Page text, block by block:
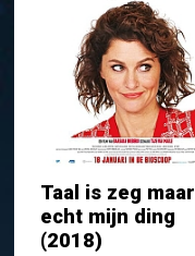
Taal is zeg maar
echt mijn ding
(2018)